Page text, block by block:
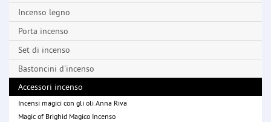
Incenso legno
Porta incenso
Set di incenso
Bastoncini d'incenso
Accessori incenso
Incensi magici con gli oli Anna Riva
Magic of Brighid Magico Incenso